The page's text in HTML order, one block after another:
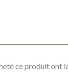
ce produit ont